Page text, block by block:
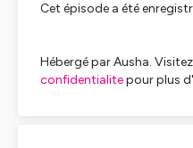
Cet épisode a été
Hébergé par Ausha. Visitez
confidentialitepour plus